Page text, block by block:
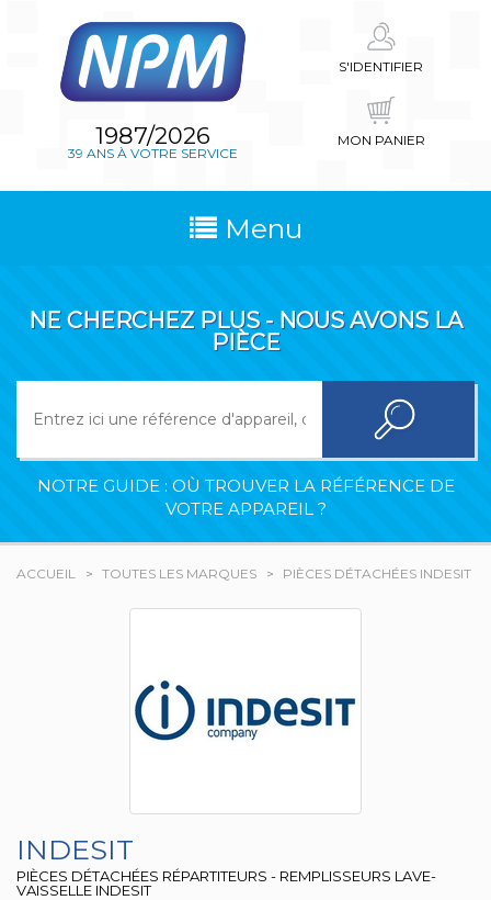
1987/2026
39 ANS À VOTRE SERVICE
S'IDENTIFIER
MON PANIER
Menu
NE CHERCHEZ PLUS - NOUS AVONS LA
PIÈCE
NOTRE GUIDE : OÙ TROUVER LA RÉFÉRENCE DE
VOTRE APPAREIL ?
ACCUEIL TOUTES LES MARQUES PIÈCES DÉTACHÉES INDESIT
INDESIT
PIÈCES DÉTACHÉES RÉPARTITEURS - REMPLISSEURS LAVE-
VAISSELLE INDESIT